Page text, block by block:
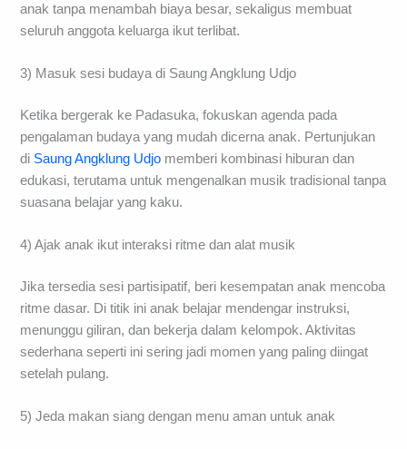
anak tanpa menambah biaya besar, sekaligus membuat
seluruh anggota keluarga ikut terlibat.
3) Masuk sesi budaya di Saung Angklung Udjo
Ketika bergerak ke Padasuka, fokuskan agenda pada
pengalaman budaya yang mudah dicerna anak. Pertunjukan
di Saung Angklung Udjo memberi kombinasi hiburan dan
edukasi, terutama untuk mengenalkan musik tradisional tanpa
suasana belajar yang kaku.
4) Ajak anak ikut interaksi ritme dan alat musik
Jika tersedia sesi partisipatif, beri kesempatan anak mencoba
ritme dasar. Di titik ini anak belajar mendengar instruksi,
menunggu giliran, dan bekerja dalam kelompok. Aktivitas
sederhana seperti ini sering jadi momen yang paling diingat
setelah pulang.
5) Jeda makan siang dengan menu aman untuk anak